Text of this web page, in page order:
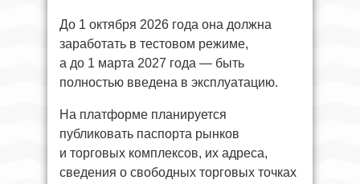
До 1 октября 2026 года она должна
заработать в тестовом режиме,
а до 1 марта 2027 года — быть
полностью введена в эксплуатацию.
На платформе планируется
публиковать паспорта рынков
и торговых комплексов, их адреса,
сведения о свободных торговых точках